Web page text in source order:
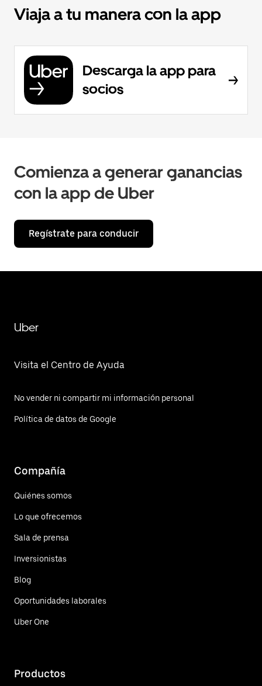
Viaja a tu manera con la app
Descarga la app para
socios
Comienza a generar ganancias
con la app de Uber
Regístrate para conducir
Uber
Visita el Centro de Ayuda
No vender ni compartir mi información personal
Política de datos de Google
Compañía
Quiénes somos
Lo que ofrecemos
Sala de prensa
Inversionistas
Blog
Oportunidades laborales
Uber One
Productos